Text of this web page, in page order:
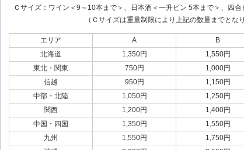
Ｃサイズ：ワイン＜9～10本まで＞、日本酒＜一升ビン 5本まで＞、四
（Ｃサイズは重量制限により上記の数量までとな
エリア A B
北海道
1,350円 1,550円
東北・関東
750円 1,000円
信越
950円 1,150円
中部・北陸
1,050円 1,250円
関西
1,200円 1,400円
中国・四国
1,350円 1,550円
九州
1,550円 1,750円